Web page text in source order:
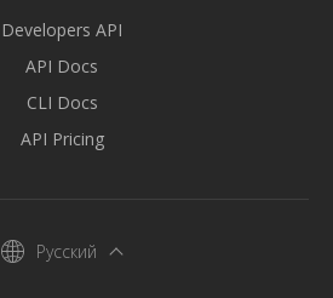
Developers API
API Docs
CLI Docs
API Pricing
Русский